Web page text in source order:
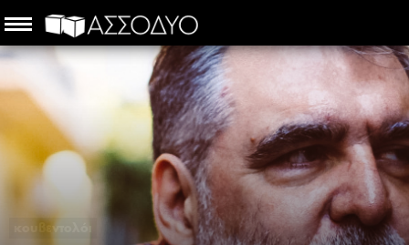
κουβεντολόι